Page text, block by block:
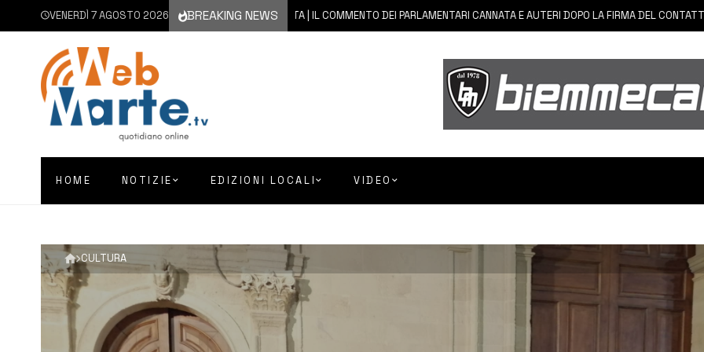
VENERDÌ 7 AGOSTO 2026 BREAKING NEWS
7 AGOSTO 2026 AUGUSTA | IL COMMENTO DEI PARLAMENTARI CANNATA E AUTERI DOPO LA FIRMA DEL CONTATTO PER IL
HOME NOTIZIE EDIZIONI LOCALI VIDEO
CULTURA